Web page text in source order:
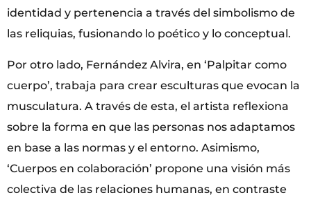
identidad y pertenencia a través del simbolismo de
las reliquias, fusionando lo poético y lo conceptual.
Por otro lado, Fernández Alvira, en ‘Palpitar como
cuerpo’, trabaja para crear esculturas que evocan la
musculatura. A través de esta, el artista reflexiona
sobre la forma en que las personas nos adaptamos
en base a las normas y el entorno. Asimismo,
‘Cuerpos en colaboración’ propone una visión más
colectiva de las relaciones humanas, en contraste